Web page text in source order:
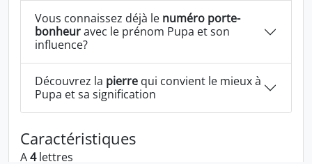
Vous connaissez déjà le numéro porte-
bonheuravec le prénom Pupa et son
influence?
Découvrez la pierre qui convient le mieux à
Pupa et sa signification
Caractéristiques
A4lettres